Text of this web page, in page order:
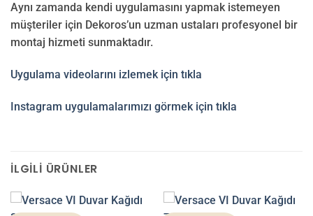
Aynı zamanda kendi uygulamasını yapmak istemeyen
müşteriler için Dekoros’un uzman ustaları profesyonel bir
montaj hizmeti sunmaktadır.
Uygulama videolarını izlemek için tıkla
Instagram uygulamalarımızı görmek için tıkla
İLGILI ÜRÜNLER